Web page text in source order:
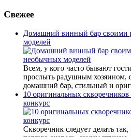
Свежее
Домашний винный бар своими
моделей
Всем, у кого часто бывают
прослыть радушным хозяином,
домашний бар, стильный и
10 оригинальных
конкурс
Скворечник следует делать